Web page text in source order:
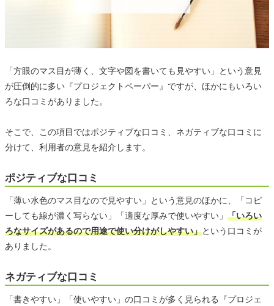
「方眼のマス目が薄く、文字や図を書いても見やすい」という意見
が圧倒的に多い『プロジェクトペーパー』ですが、ほかにもいろい
ろな口コミがありました。
そこで、この項目ではポジティブな口コミ、ネガティブな口コミに
分けて、利用者の意見を紹介します。
ポジティブな口コミ
「薄い水色のマス目なので見やすい」という意見のほかに、「コピ
ーしても線が濃く写らない」「適度な厚みで使いやすい」 「いろい
ろなサイズがあるので用途で使い分けがしやすい」という口コミが
ありました。
ネガティブな口コミ
「書きやすい」「使いやすい」の口コミが多く見られる『プロジェ